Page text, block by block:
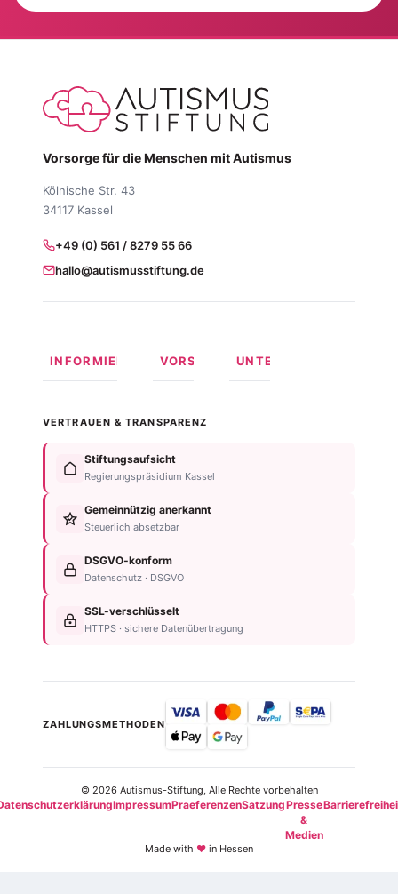
Vorsorge für die Menschen mit Autismus
Kölnische Str. 43
34117 Kassel
+49 (0) 561 / 8279 55 66
hallo@autismusstiftung.de
INFORMIEREN
Formen
Autismus
Anzeichen
Diagnose
Betroffene
Einrichtungsübersicht
VORSORGEN
Behindertentestament
Im
Testament
Nachlassplanung
Zustiftung
Kind
absichern
Vorteile
UNTERSTÜTZEN
VERTRAUEN & TRANSPARENZ
Stiftungsaufsicht
Regierungspräsidium Kassel
Gemeinnützig anerkannt
Steuerlich absetzbar
DSGVO-konform
Datenschutz · DSGVO
SSL-verschlüsselt
HTTPS · sichere Datenübertragung
ZAHLUNGSMETHODEN
© 2026 Autismus-Stiftung, Alle Rechte vorbehalten
ImpressumPraeferenzenSatzungPresse
&
Medien
Made with ♥ in Hessen